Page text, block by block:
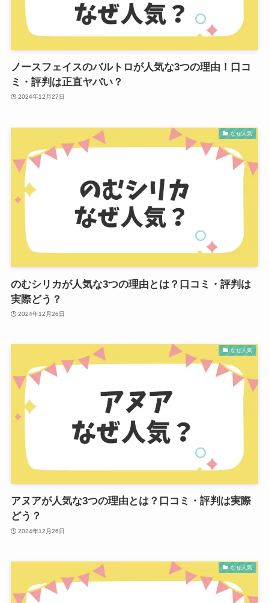
ノースフェイスのバルトロが人気な3つの理由！口コ
ミ・評判は正直ヤバい？
2024年12月27日
なぜ人気
のむシリカが人気な3つの理由とは？口コミ・評判は
実際どう？
2024年12月26日
なぜ人気
アヌアが人気な3つの理由とは？口コミ・評判は実際
どう？
2024年12月26日
なぜ人気